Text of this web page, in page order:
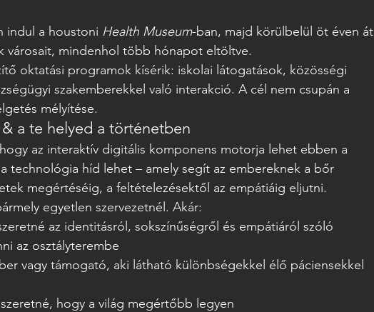
indul a houstoni Health Museum-ban, majd körülbelül öt éven át
városait, mindenhol több hónapot eltöltve.
oktatási programok kísérik: iskolai látogatások, közösségi
szakemberekkel való interakció. A cél nem csupán a
mélyítése.
a te helyed a történetben
az interaktív digitális komponens motorja lehet ebben a
technológia híd lehet – amely segít az embereknek a bőr
megértéséig, a feltételezésektől az empátiáig eljutni.
egyetlen szervezetnél. Akár:
az identitásról, sokszínűségről és empátiáról szóló
az osztályterembe
vagy támogató, aki látható különbségekkel élő páciensekkel
hogy a világ megértőbb legyen